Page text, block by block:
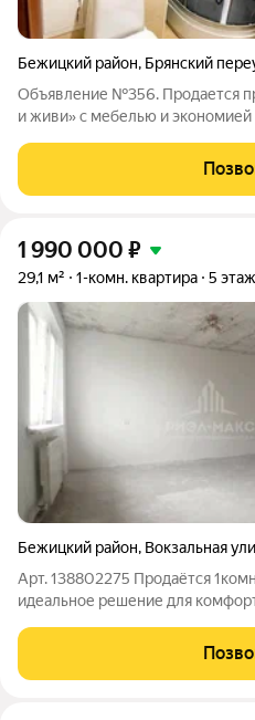
Бежицкий район, Брянский
Объявление №356. Продается
и живи» с мебелью и экономией
месяцы на обустройство.
1 990 000 ₽
29,1 м² 1-комн. квартира 5 этаж
Бежицкий район, Вокзальная
Арт. 138802275 Продаётся
идеальное решение для
м. Преимущества квартиры:
сделка пройдёт